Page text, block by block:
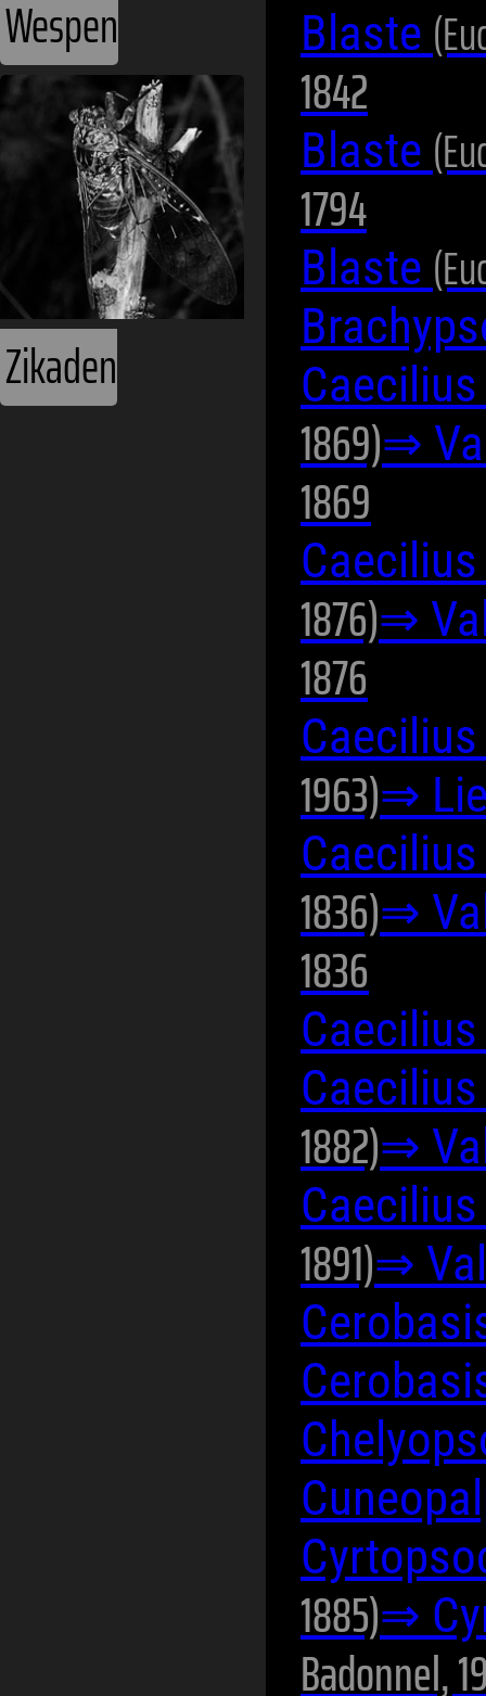
Wespen
Zikaden
Blaste
1842
Blaste
1794
Blaste
1869)⇒
1869
1876)⇒
1876
1963)⇒
1836)⇒
1836
1882)⇒
1891)⇒
1885)⇒
Badonnel,